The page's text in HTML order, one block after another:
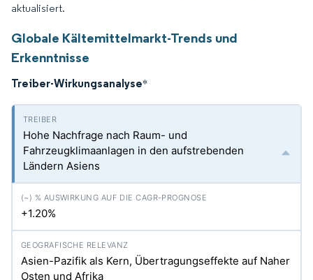
aktualisiert.
Globale Kältemittelmarkt-Trends und
Erkenntnisse
Treiber-Wirkungsanalyse*
Hohe Nachfrage nach Raum- und
Fahrzeugklimaanlagen in den aufstrebenden
Ländern Asiens
+1.20%
Asien-Pazifik als Kern, Übertragungseffekte auf Naher
Osten und Afrika